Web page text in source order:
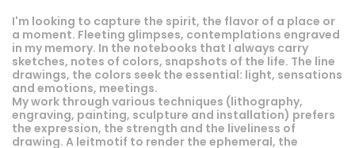
I'm looking to capture the spirit, the flavor of a place or
a moment. Fleeting glimpses, contemplations engraved
in my memory. In the notebooks that I always carry
sketches, notes of colors, snapshots of the life. The line
drawings, the colors seek the essential: light, sensations
and emotions, meetings.
My work through various techniques (lithography,
engraving, painting, sculpture and installation) prefers
the expression, the strength and the liveliness of
drawing. A leitmotif to render the ephemeral, the